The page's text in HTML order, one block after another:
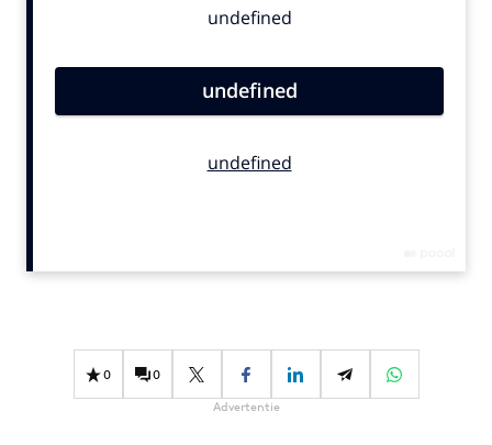
Contentmarketing
Effectiviteit
Gedragsverandering
0 0
Advertentie